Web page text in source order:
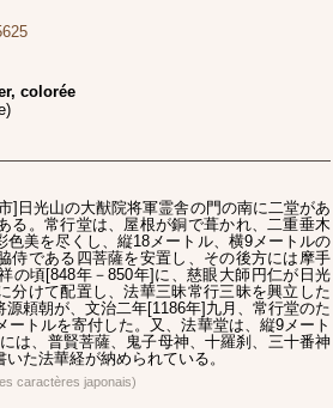
colorée
]日光山の大猷院将軍霊舎の門の南に二堂があ
る。常行堂は、屋根が銅で葺かれ、二重垂木
美を尽くし、縦18メートル、横9メートルの
侍である四菩薩を安置し、その後方には摩手
の頃[848年－850年]に、慈眼大師円仁が日光
分けて配置し、法華三昧常行三昧を興立した
頼朝が、文治二年[1186年]九月、常行堂のた
トルを寄付した。又、法華堂は、縦9メート
は、普賢菩薩、鬼子母神、十羅刹、三十番神
た法華経が納められている。
caractères japonais)